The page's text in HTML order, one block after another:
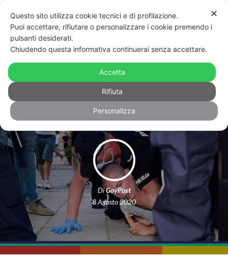
Oltre 50 arresti e pestaggi della
polizia contro la comunità lgbt+ in
Polonia
DiGayPost
8 Agosto 2020
✕
Questo sito utilizza cookie tecnici e di profilazione.
Puoi accettare, rifiutare o personalizzare i cookie premendo i
pulsanti desiderati.
Chiudendo questa informativa continuerai senza accettare.
Accetta
Rifiuta
Personalizza